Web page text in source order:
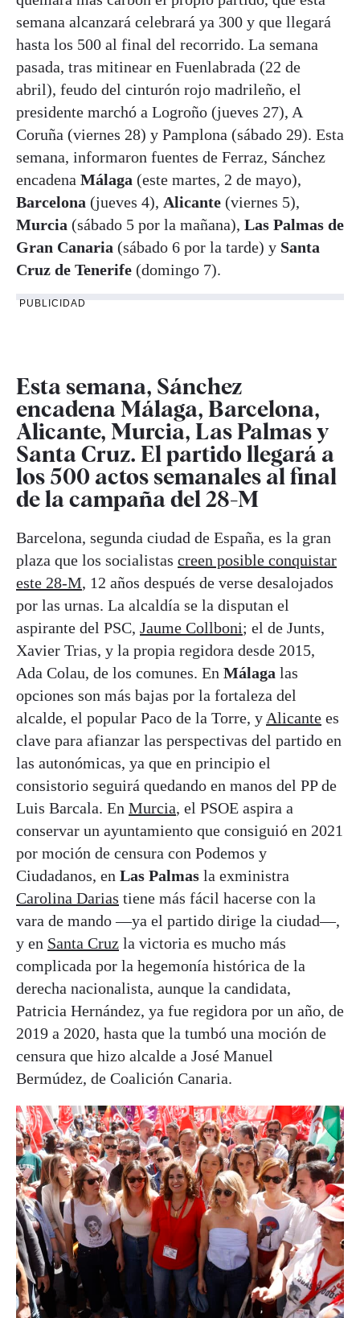
semana alcanzará celebrará ya 300 y que llegará
hasta los 500 al final del recorrido. La semana
pasada, tras mitinear en Fuenlabrada (22 de
abril), feudo del cinturón rojo madrileño, el
presidente marchó a Logroño (jueves 27), A
Coruña (viernes 28) y Pamplona (sábado 29). Esta
semana, informaron fuentes de Ferraz, Sánchez
encadena Málaga (este martes, 2 de mayo),
Barcelona (jueves 4), Alicante (viernes 5),
Murcia (sábado 5 por la mañana), Las Palmas de
Gran Canaria (sábado 6 por la tarde) y Santa
Cruz de Tenerife (domingo 7).
PUBLICIDAD
Esta semana, Sánchez
encadena Málaga, Barcelona,
Alicante, Murcia, Las Palmas y
Santa Cruz. El partido llegará a
los 500 actos semanales al final
de la campaña del 28-M
Barcelona, segunda ciudad de España, es la gran
plaza que los socialistas creen posible conquistar
este 28-M, 12 años después de verse desalojados
por las urnas. La alcaldía se la disputan el
aspirante del PSC, Jaume Collboni; el de Junts,
Xavier Trias, y la propia regidora desde 2015,
Ada Colau, de los comunes. En Málaga las
opciones son más bajas por la fortaleza del
alcalde, el popular Paco de la Torre, y Alicante es
clave para afianzar las perspectivas del partido en
las autonómicas, ya que en principio el
consistorio seguirá quedando en manos del PP de
Luis Barcala. En Murcia, el PSOE aspira a
conservar un ayuntamiento que consiguió en 2021
por moción de censura con Podemos y
Ciudadanos, en Las Palmas la exministra
Carolina Darias tiene más fácil hacerse con la
vara de mando —ya el partido dirige la ciudad—,
y en Santa Cruz la victoria es mucho más
complicada por la hegemonía histórica de la
derecha nacionalista, aunque la candidata,
Patricia Hernández, ya fue regidora por un año, de
2019 a 2020, hasta que la tumbó una moción de
censura que hizo alcalde a José Manuel
Bermúdez, de Coalición Canaria.